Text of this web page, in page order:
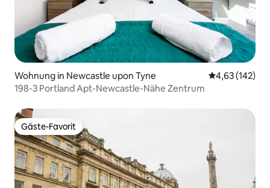
Wohnung in Newcastle upon Tyne
4,63 (142)
198-3 Portland Apt-Newcastle-Nähe Zentrum
Gäste-Favorit
Gäste-Favorit